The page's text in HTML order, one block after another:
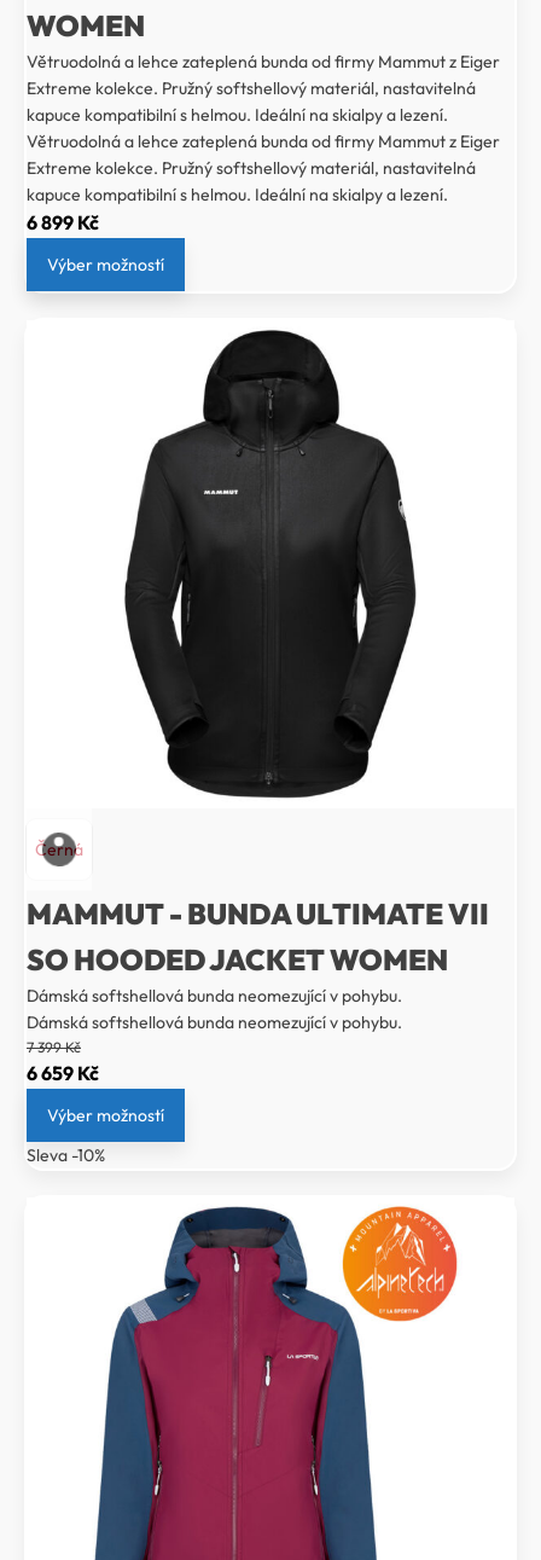
WOMEN
Větruodolná a lehce zateplená bunda od firmy Mammut z Eiger
Extreme kolekce. Pružný softshellový materiál, nastavitelná
kapuce kompatibilní s helmou. Ideální na skialpy a lezení.
Větruodolná a lehce zateplená bunda od firmy Mammut z Eiger
Extreme kolekce. Pružný softshellový materiál, nastavitelná
kapuce kompatibilní s helmou. Ideální na skialpy a lezení.
6 899 Kč
Výber možností
Černá
MAMMUT - BUNDA ULTIMATE VII
SO HOODED JACKET WOMEN
Dámská softshellová bunda neomezující v pohybu.
Dámská softshellová bunda neomezující v pohybu.
7 399Kč
Původní
cena
byla:
7
6 659 KčAktuální
cena
6
Výber možností
Sleva -10%